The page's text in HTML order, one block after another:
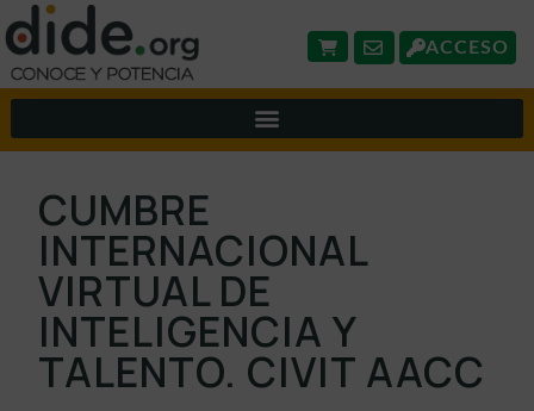
ACCESO
CUMBRE
INTERNACIONAL
VIRTUAL DE
INTELIGENCIA Y
TALENTO. CIVIT AACC